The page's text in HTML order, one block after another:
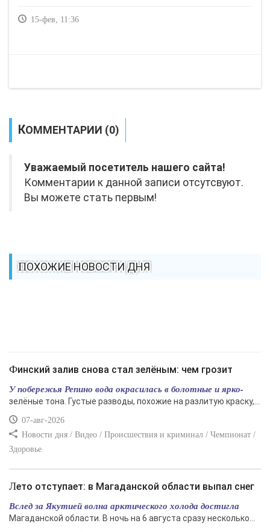
15-фев, 11:36
КОММЕНТАРИИ (0)
Уважаемый посетитель нашего сайта!
Комментарии к данной записи отсутсвуют.
Вы можете стать первым!
ПОХОЖИЕ НОВОСТИ ДНЯ
Финский залив снова стал зелёным: чем грозит
У побережья Репино вода окрасилась в болотные и ярко-
зелёные тона. Густые разводы, похожие на разлитую краску,...
07-авг-2026
Новости дня / Видео / Происшествия и криминал / Чемпионат /
Здоровье
Лето отступает: в Магаданской области выпал снег
Вслед за Якутией волна арктического холода достигла
Магаданской области. В ночь на 6 августа сразу несколько...